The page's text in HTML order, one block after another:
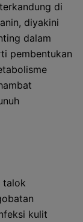
di
diyakini
dalam
pembentukan
talok
kulit